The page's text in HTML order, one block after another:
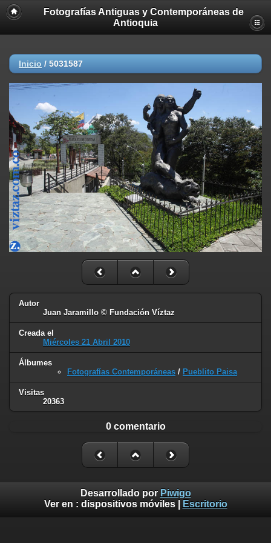
Fotografías Antiguas y Contemporáneas de
Antioquia
Inicio / 5031587
Autor
Juan Jaramillo © Fundación Víztaz
Creada el
Miércoles 21 Abril 2010
Álbumes
Fotografías Contemporáneas / Pueblito Paisa
Visitas
20363
0 comentario
Desarrollado por Piwigo
Ver en : dispositivos móviles| Escritorio